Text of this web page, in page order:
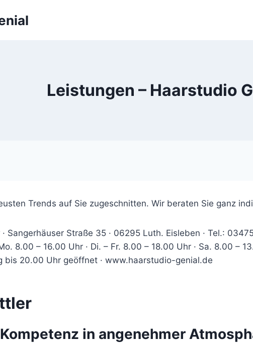
Leistungen – Haarstudio
Trends auf Sie zugeschnitten. Wir beraten Sie ganz
Sangerhäuser Straße 35 · 06295 Luth. Eisleben · Tel.:
8.00 – 16.00 Uhr · Di. – Fr. 8.00 – 18.00 Uhr · Sa. 8.00 –
bis 20.00 Uhr geöffnet · www.haarstudio-genial.de
in angenehmer